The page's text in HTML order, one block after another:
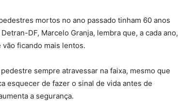
mortos no ano passado tinham 60 anos
DF, Marcelo Granja, lembra que, a cada ano,
ficando mais lentos.
sempre atravessar na faixa, mesmo que
esquecer de fazer o sinal de vida antes de
a segurança.